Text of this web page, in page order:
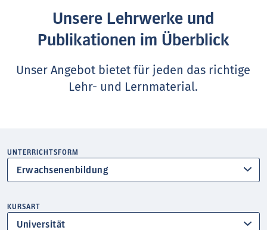
Unsere Lehrwerke und
Publikationen im Überblick
Unser Angebot bietet für jeden das richtige
Lehr- und Lernmaterial.
Erwachsenenbildung
UNTERRICHTSFORM
Universität
KURSART